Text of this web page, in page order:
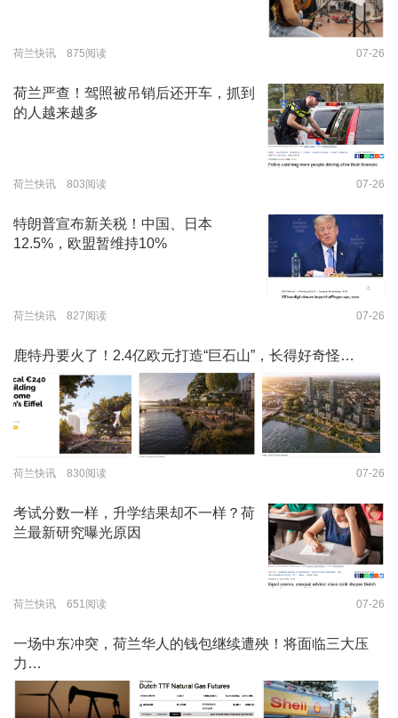
荷兰快讯 875阅读 07-26
荷兰严查！驾照被吊销后还开车，抓到
的人越来越多
荷兰快讯 803阅读 07-26
特朗普宣布新关税！中国、日本
12.5%，欧盟暂维持10%
荷兰快讯 827阅读 07-26
鹿特丹要火了！2.4亿欧元打造“巨石山”，长得好奇怪…
荷兰快讯 830阅读 07-26
考试分数一样，升学结果却不一样？荷
兰最新研究曝光原因
荷兰快讯 651阅读 07-26
一场中东冲突，荷兰华人的钱包继续遭殃！将面临三大压
力…